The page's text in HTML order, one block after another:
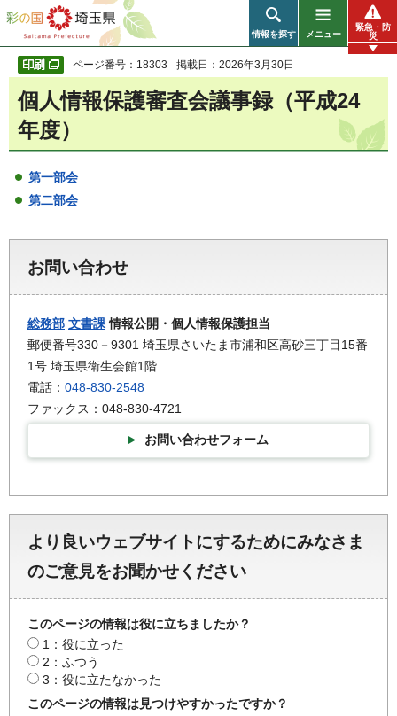
彩の国 埼玉県
情報を探す メニュー
緊急・防
災
ページ番号：18303 掲載日：2026年3月30日
個人情報保護審査会議事録（平成24
年度）
第一部会
第二部会
お問い合わせ
総務部 文書課情報公開・個人情報保護担当
郵便番号330－9301 埼玉県さいたま市浦和区高砂三丁目15番
1号 埼玉県衛生会館1階
電話： 048-830-2548
ファックス：048-830-4721
お問い合わせフォーム
より良いウェブサイトにするためにみなさま
のご意見をお聞かせください
このページの情報は役に立ちましたか？
1：役に立った
2：ふつう
3：役に立たなかった
このページの情報は見つけやすかったですか？